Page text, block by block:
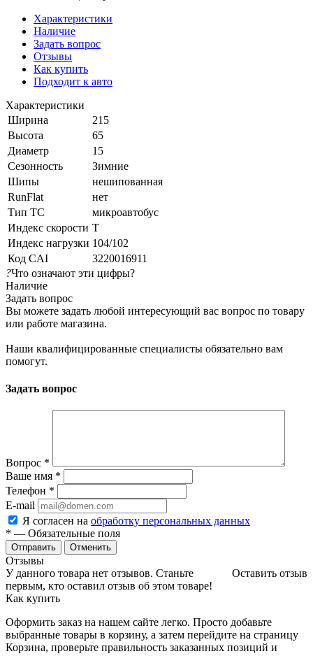
Характеристики
Наличие
Задать вопрос
Отзывы
Как купить
Подходит к авто
Характеристики
Ширина
215
Высота
65
Диаметр
15
Сезонность
Зимние
Шипы
нешипованная
RunFlat
нет
Тип ТС
микроавтобус
Индекс скорости T
Индекс нагрузки 104/102
Код CAI
3220016911
?Что означают эти цифры?
Наличие
Задать вопрос
Вы можете задать любой интересующий вас вопрос по товару
или работе магазина.
Наши квалифицированные специалисты обязательно вам
помогут.
Задать вопрос
Вопрос *
Ваше имя *
Телефон *
E-mail
Я согласен на обработку персональных данных
* — Обязательные поля
Отменить
Отзывы
Оставить отзыв
У данного товара нет отзывов. Станьте
первым, кто оставил отзыв об этом товаре!
Как купить
Оформить заказ на нашем сайте легко. Просто добавьте
выбранные товары в корзину, а затем перейдите на страницу
Корзина, проверьте правильность заказанных позиций и